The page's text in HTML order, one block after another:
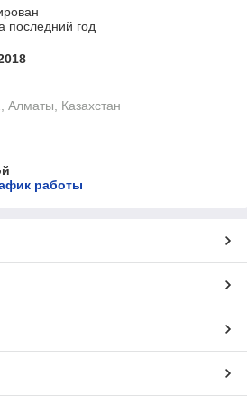
последний год
Алматы, Казахстан
работы